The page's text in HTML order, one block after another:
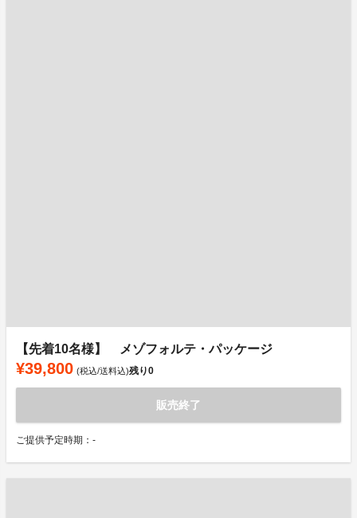
【先着10名様】 メゾフォルテ・パッケージ
¥39,800 (税込/送料込)残り0
販売終了
ご提供予定時期：-